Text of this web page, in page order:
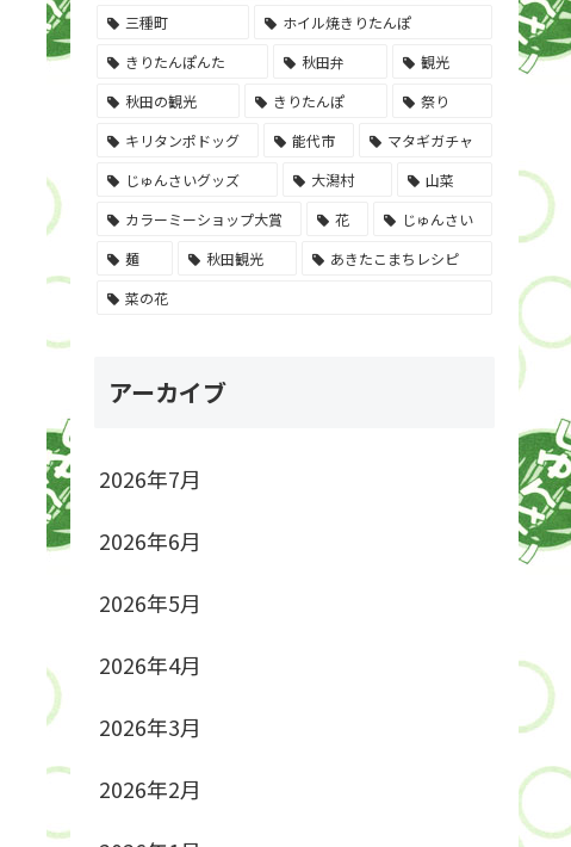
三種町
ホイル焼きりたんぽ
きりたんぽんた
秋田弁
観光
秋田の観光
きりたんぽ
祭り
キリタンポドッグ
能代市
マタギガチャ
じゅんさいグッズ
大潟村
山菜
カラーミーショップ大賞
花
じゅんさい
麺
秋田観光
あきたこまちレシピ
菜の花
アーカイブ
2026年7月
2026年6月
2026年5月
2026年4月
2026年3月
2026年2月